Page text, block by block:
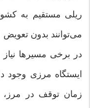
ریلی مستقیم به
می‌توانند بدون
در برخی مسیرها نیاز
ایستگاه مرزی وجود
زمان توقف در